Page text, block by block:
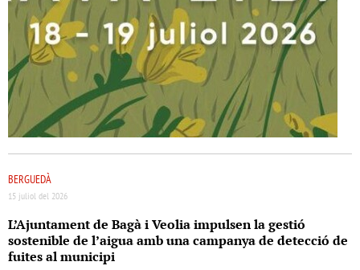
BERGUEDÀ
15 juliol del 2026
L’Ajuntament de Bagà i Veolia impulsen la gestió
sostenible de l’aigua amb una campanya de detecció de
fuites al municipi